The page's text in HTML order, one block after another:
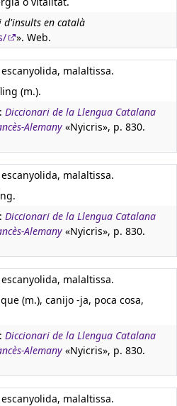
d'insults en català
». Web.
malaltissa.
(m.).
Diccionari de la Llengua Catalana
Alemany «Nyicris», p. 830.
malaltissa.
Diccionari de la Llengua Catalana
Alemany «Nyicris», p. 830.
malaltissa.
(m.), canijo -ja, poca cosa,
Diccionari de la Llengua Catalana
Alemany «Nyicris», p. 830.
malaltissa.